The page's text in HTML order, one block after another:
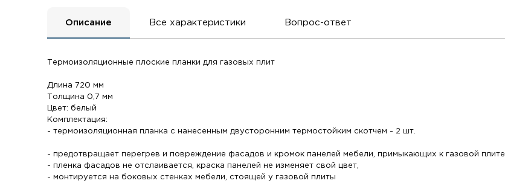
Описание Все характеристики Вопрос-ответ
Термоизоляционные плоские планки для газовых плит
Длина 720 мм
Толщина 0,7 мм
Цвет: белый
Комплектация:
- термоизоляционная планка с нанесенным двусторонним термостойким скотчем - 2 шт.
- предотвращает перегрев и повреждение фасадов и кромок панелей мебели, примыкающих к газовой плите,
- пленка фасадов не отслаивается, краска панелей не изменяет свой цвет,
- монтируется на боковых стенках мебели, стоящей у газовой плиты